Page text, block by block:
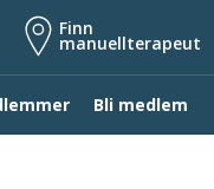
Finn
manuellterapeut
Bli medlem